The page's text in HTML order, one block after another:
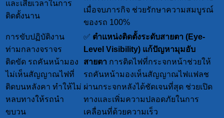
และเสียเวลาในการ
ติดตั้งนาน
เมื่อจบภารกิจ ช่วยรักษาความสมบูรณ์
ของรถ 100%
การขับปฏิบัติงาน
ท่ามกลางจราจร
ติดขัด รถคันหน้ามอง
ไม่เห็นสัญญาณไฟที่
ติดบนหลังคา ทำให้ไม่
หลบทางให้รถนำ
ขบวน
✅ ตำแหน่งติดตั้งระดับสายตา (Eye-
Level Visibility) แก้ปัญหามุมอับ
สายตา การติดไฟที่กระจกหน้าช่วยให้
รถคันหน้ามองเห็นสัญญาณไฟแฟลช
ผ่านกระจกหลังได้ชัดเจนที่สุด ช่วยเปิด
ทางและเพิ่มความปลอดภัยในการ
เคลื่อนที่ด้วยความเร็ว